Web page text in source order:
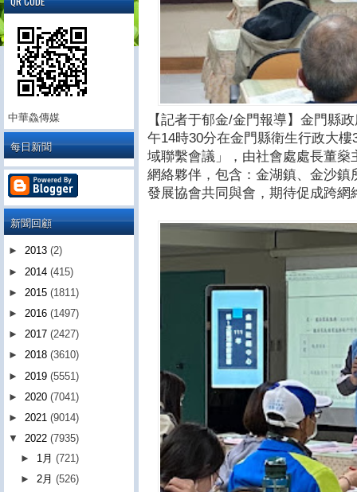
【記者于郁金/金門報導】金門縣
午14時30分在金門縣衛生行政大
域聯繫會議」，由社會處處長董
網絡夥伴，包含：金湖鎮、金沙
發展協會共同與會，期待促成跨網
中華鱻傳媒
每日新聞
新聞回顧
► 2013 (2)
► 2014 (415)
► 2015 (1811)
► 2016 (1497)
► 2017 (2427)
► 2018 (3610)
► 2019 (5551)
► 2020 (7041)
► 2021 (9014)
▼ 2022 (7935)
► 1月(721)
► 2月(526)